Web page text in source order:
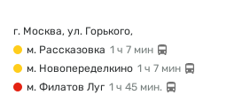
г. Москва, ул. Горького,
м. Рассказовка 1 ч 7 мин
м. Новопеределкино 1 ч 7 мин
м. Филатов Луг 1 ч 45 мин.